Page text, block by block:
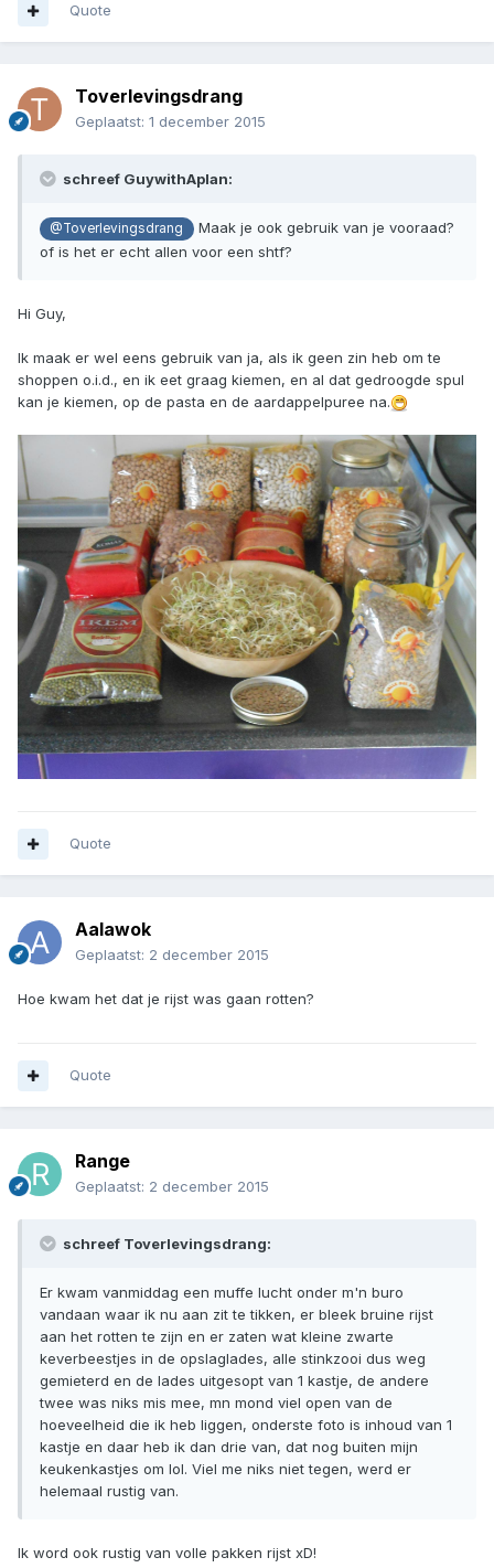
Quote
Toverlevingsdrang
Geplaatst: 1 december 2015
schreef GuywithAplan:
@Toverlevingsdrang
Maak je ook gebruik van je vooraad?
of is het er echt allen voor een shtf?
Hi Guy,
Ik maak er wel eens gebruik van ja, als ik geen zin heb om te
shoppen o.i.d., en ik eet graag kiemen, en al dat gedroogde spul
kan je kiemen, op de pasta en de aardappelpuree na.
Quote
Aalawok
Geplaatst: 2 december 2015
Hoe kwam het dat je rijst was gaan rotten?
Quote
Range
Geplaatst: 2 december 2015
schreef Toverlevingsdrang:
Er kwam vanmiddag een muffe lucht onder m'n buro
vandaan waar ik nu aan zit te tikken, er bleek bruine rijst
aan het rotten te zijn en er zaten wat kleine zwarte
keverbeestjes in de opslaglades, alle stinkzooi dus weg
gemieterd en de lades uitgesopt van 1 kastje, de andere
twee was niks mis mee, mn mond viel open van de
hoeveelheid die ik heb liggen, onderste foto is inhoud van 1
kastje en daar heb ik dan drie van, dat nog buiten mijn
keukenkastjes om lol. Viel me niks niet tegen, werd er
helemaal rustig van.
Ik word ook rustig van volle pakken rijst xD!